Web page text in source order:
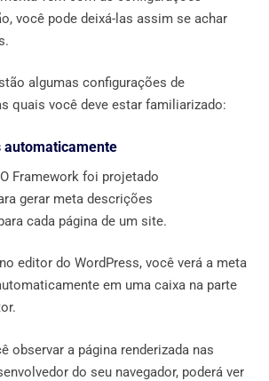
você pode deixá-las assim se achar
algumas configurações de
quais você deve estar familiarizado:
automaticamente
Framework foi projetado
gerar meta descrições
cada página de um site.
editor do WordPress, você verá a meta
em uma caixa na parte
observar a página renderizada nas
do seu navegador, poderá ver